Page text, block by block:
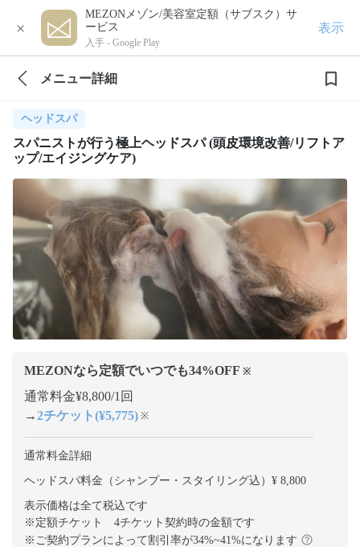
×
MEZONメゾン/美容室定額（サブスク）サ
ービス
入手 - Google Play
表示
メニュー詳細
ヘッドスパ
スパニストが行う極上ヘッドスパ (頭皮環境改善/リフトア
ップ/エイジングケア)
MEZONなら定額でいつでも34%OFF ※
通常料金¥8,800/1回
→2チケット(¥5,775) ※
通常料金詳細
ヘッドスパ料金（シャンプー・スタイリング込）¥ 8,800
表示価格は全て税込です
※定額チケット 4チケット契約時の金額です
※ご契約プランによって割引率が34%~41%になります